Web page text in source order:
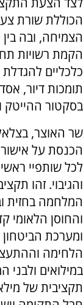
הכוללת שורת
הצמיחה, ובה
הקמת רשויות
כלכליים
תומכות דיור,
בסקטור ההייטק
שר האוצר,
הכנסת על
לכל שותפיי
והגיבוי. זהו
המלחמה בחזית
והחוסן הלאומי
ומערכת
הלחימה
במילואים
תקציבית של